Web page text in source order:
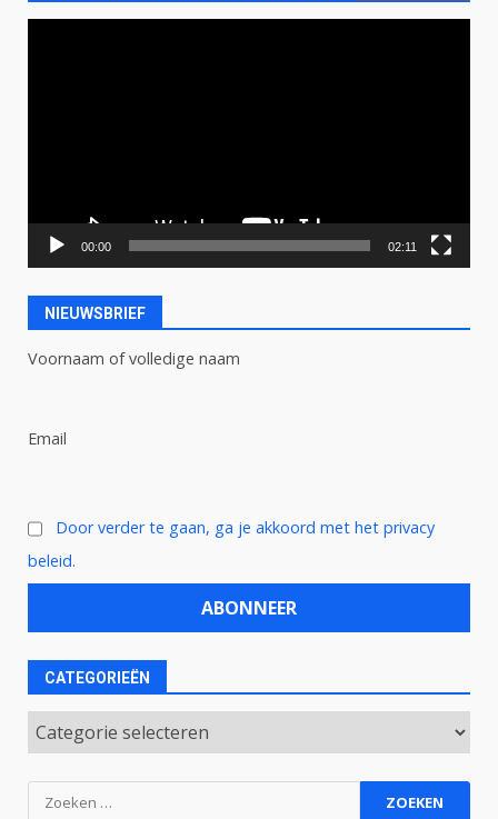
00:00 02:11
NIEUWSBRIEF
Voornaam of volledige naam
Email
Door verder te gaan, ga je akkoord met het privacy
beleid.
CATEGORIEËN
Categorieën
Zoeken